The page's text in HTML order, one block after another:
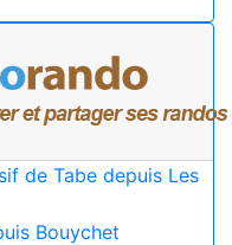
de Tabe depuis Les
Bouychet